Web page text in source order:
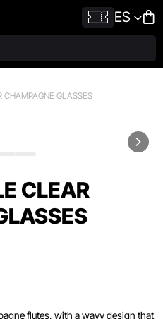
ES
CHAMPAGNE GLASSES
CLEAR
flutes, with a wavy design that